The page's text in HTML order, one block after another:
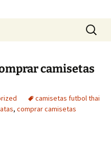
Buscar:
camisetas
camisetas futbol thai
, comprar camisetas